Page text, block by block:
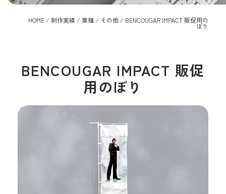
HOME / 制作実績 / 業種 / その他 / BENCOUGAR IMPACT 販促用の
ぼり
BENCOUGAR IMPACT 販促
用のぼり